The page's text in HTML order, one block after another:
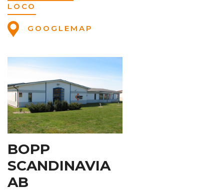
LOCO
GOOGLEMAP
BOPP
SCANDINAVIA
AB